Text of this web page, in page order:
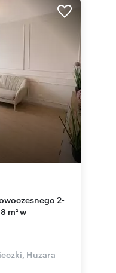
m² w
Huzara